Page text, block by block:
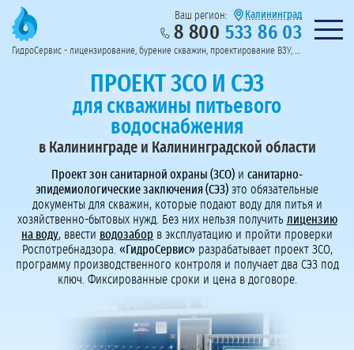
Предоставим полный пакет документов
Пригласить в тендер
Колл-центр на связи с 9:00 до 19:00
Перезвоните мне!
Ваш регион: Калининград
8 800 533 86 03 Нужна
ГидроСервис - лицензирование, бурение скважин, проектирование ВЗУ, системы водоподготовки
ПРОЕКТ ЗСО И СЭЗ
для скважины питьевого
водоснабжения
в Калининграде и Калининградской области
Проект зон санитарной охраны (ЗСО) и санитарно-
эпидемиологические заключения (СЭЗ) это обязательные
документы для скважин, которые подают воду для питья и
хозяйственно-бытовых нужд. Без них нельзя получить лицензию
на воду, ввести водозабор в эксплуатацию и пройти проверки
Роспотребнадзора. «ГидроСервис»разрабатывает проект ЗСО,
программу производственного контроля и получает два СЭЗ под
ключ. Фиксированные сроки и цена в договоре.